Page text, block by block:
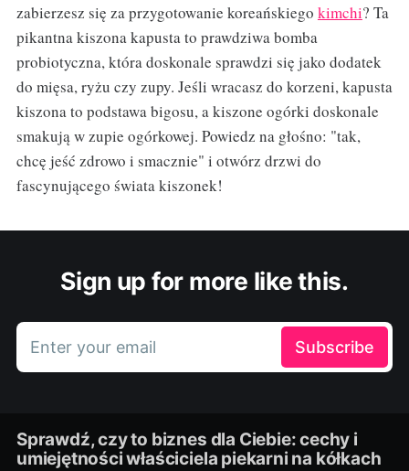
zabierzesz się za przygotowanie koreańskiego kimchi? Ta
pikantna kiszona kapusta to prawdziwa bomba
probiotyczna, która doskonale sprawdzi się jako dodatek
do mięsa, ryżu czy zupy. Jeśli wracasz do korzeni, kapusta
kiszona to podstawa bigosu, a kiszone ogórki doskonale
smakują w zupie ogórkowej. Powiedz na głośno: "tak,
chcę jeść zdrowo i smacznie" i otwórz drzwi do
fascynującego świata kiszonek!
Sign up for more like this.
Enter your email Subscribe
Sprawdź, czy to biznes dla Ciebie: cechy i
umiejętności właściciela piekarni na kółkach